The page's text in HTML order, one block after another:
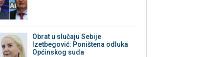
Obrat u slučaju Sebije
Izetbegović: Poništena odluka
Općinskog suda